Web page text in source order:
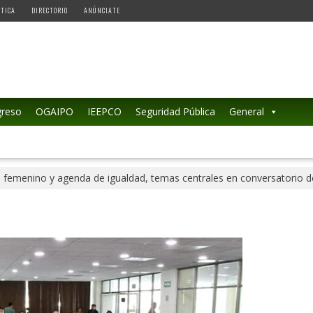
DIRECTORIO ANÚNCIATE
OGAIPO IEEPCO Seguridad Pública General
femenino y agenda de igualdad, temas centrales en conversatorio